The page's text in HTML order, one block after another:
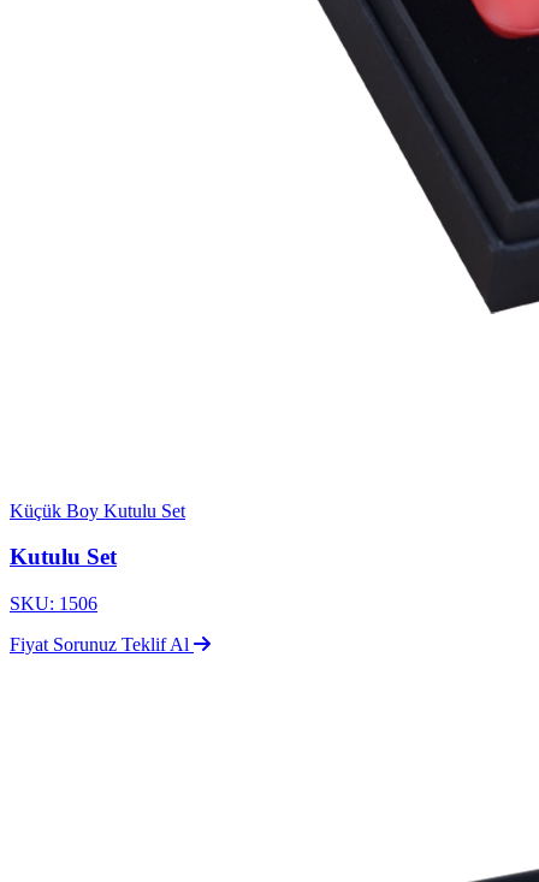
Küçük Boy Kutulu Set
Kutulu Set
SKU: 1506
Fiyat Sorunuz Teklif Al